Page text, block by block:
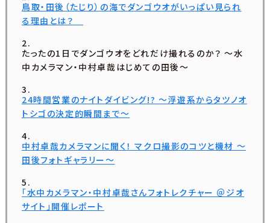
鳥取・田後（たじり）の海でダンゴウオがいっぱい見られ
る理由とは？
たったの1日でダンゴウオをどれだけ撮れるのか？ ～水
中カメラマン・中村卓哉はじめての田後～
24時間営業のナイトダイビング!? ～浮遊系からタツノオ
トシゴの決定的瞬間まで～
中村卓哉カメラマンに聞く！ マクロ撮影のコツと機材 ～
田後フォトギャラリー～
「水中カメラマン・中村卓哉さんフォトレクチャー ＠ジオ
サイト」開催レポート